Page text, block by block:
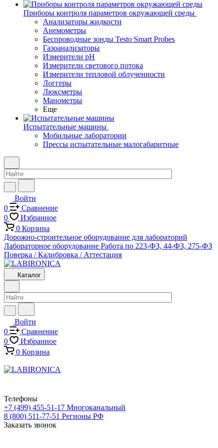
Приборы контроля параметров окружающей среды
Анализаторы жидкости
Анемометры
Беспроводные зонды Testo Smart Probes
Газоанализаторы
Измерители pH
Измерители светового потока
Измерители тепловой облученности
Логгеры
Люксметры
Манометры
Еще
Испытательные машины
Мобильные лаборатории
Прессы испытательные малогабаритные
Войти
0
Сравнение
0
Избранное
0 Корзина
Дорожно-строительное оборудование для лабораторий
Лабораторное оборудование Работа по 223-ФЗ, 44-ФЗ, 275-ФЗ
Поверка / Калибровка / Аттестация
Каталог
Войти
0
Сравнение
0
Избранное
0 Корзина
Телефоны
+7 (499) 455-51-17 Многоканальный
8 (800) 511-77-51 Регионы РФ
Заказать звонок